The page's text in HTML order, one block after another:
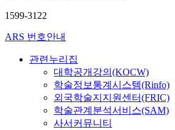
1599-3122
ARS 번호안내
관련누리집
대학공개강의(KOCW)
학술정보통계시스템(Rinfo)
외국학술지지원센터(FRIC)
학술관계분석서비스(SAM)
사서커뮤니티